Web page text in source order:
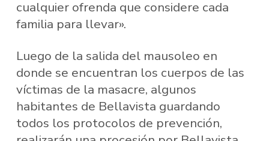
cualquier ofrenda que considere cada
familia para llevar».
Luego de la salida del mausoleo en
donde se encuentran los cuerpos de las
víctimas de la masacre, algunos
habitantes de Bellavista guardando
todos los protocolos de prevención,